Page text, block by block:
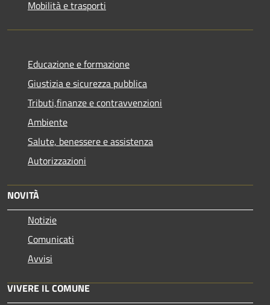
Mobilità e trasporti
Educazione e formazione
Giustizia e sicurezza pubblica
Tributi,finanze e contravvenzioni
Ambiente
Salute, benessere e assistenza
Autorizzazioni
NOVITÀ
Notizie
Comunicati
Avvisi
VIVERE IL COMUNE